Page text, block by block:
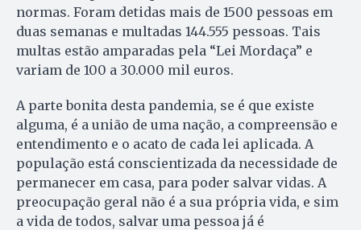
normas. Foram detidas mais de 1500 pessoas em
duas semanas e multadas 144.555 pessoas. Tais
multas estão amparadas pela “Lei Mordaça” e
variam de 100 a 30.000 mil euros.
A parte bonita desta pandemia, se é que existe
alguma, é a união de uma nação, a compreensão e
entendimento e o acato de cada lei aplicada. A
população está conscientizada da necessidade de
permanecer em casa, para poder salvar vidas. A
preocupação geral não é a sua própria vida, e sim
a vida de todos, salvar uma pessoa já é